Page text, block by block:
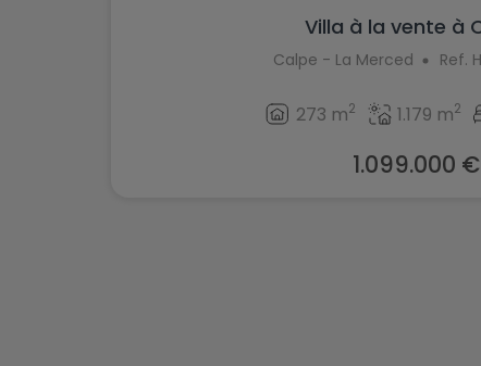
Villa à la vente à
Calpe - La Merced Ref.
273 m2 1.179 m2
1.099.000 €